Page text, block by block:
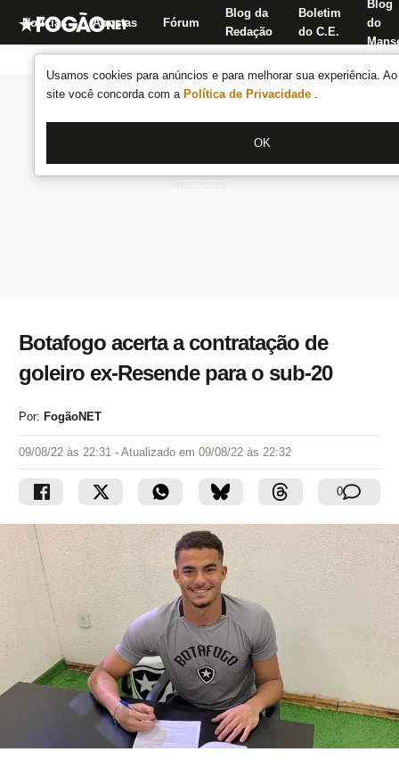
Usamos cookies para anúncios e para melhorar sua experiência.
site você concorda com a Política de Privacidade .
OK
Notícias Apostas Fórum
Blog da
Redação
Boletim
do C.E.
Blog
do
Botafogo acerta a contratação de
goleiro ex-Resende para o sub-20
Por: FogãoNET
09/08/22 às 22:31 - Atualizado em 09/08/22 às 22:32
0